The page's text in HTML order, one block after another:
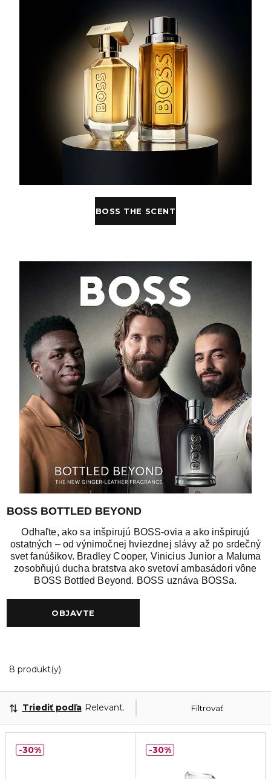
BOSS THE SCENT
BOSS BOTTLED BEYOND
Odhaľte, ako sa inšpirujú BOSS-ovia a ako inšpirujú
ostatných – od výnimočnej hviezdnej slávy až po srdečný
svet fanúšikov. Bradley Cooper, Vinicius Junior a Maluma
zosobňujú ducha bratstva ako svetoví ambasádori vône
BOSS Bottled Beyond. BOSS uznáva BOSSa.
OBJAVTE
8 produkt(y)
Filtrovať
Triediť podľa Relevantnosť
30% 30%